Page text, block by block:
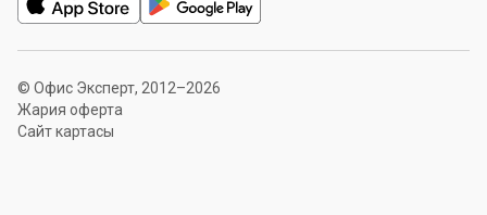
© Офис Эксперт, 2012–2026
Жария оферта
Сайт картасы